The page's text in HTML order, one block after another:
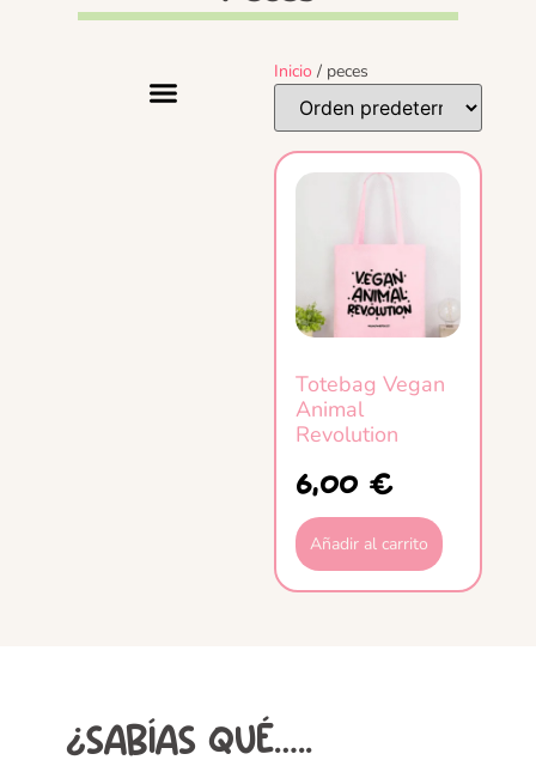
Inicio / peces
Totebag Vegan
Animal
Revolution
6,00 €
Añadir al carrito
¿SABÍAS QUÉ…..